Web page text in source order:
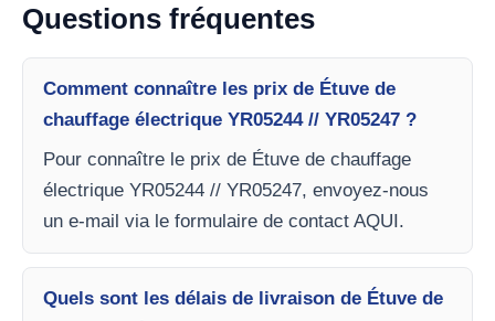
Questions fréquentes
Comment connaître les prix de Étuve de
chauffage électrique YR05244 // YR05247 ?
Pour connaître le prix de Étuve de chauffage
électrique YR05244 // YR05247, envoyez-nous
un e-mail via le formulaire de contact AQUI.
Quels sont les délais de livraison de Étuve de